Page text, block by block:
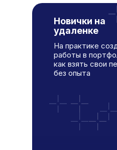
На практике
работы в
как взять свои
без опыта
Новички на
удаленке